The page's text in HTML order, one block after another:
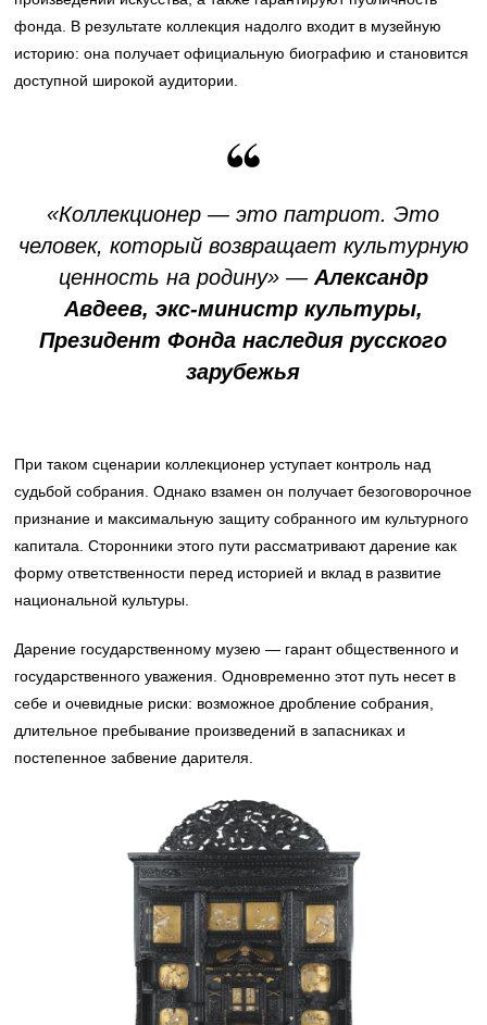
фонда. В результате коллекция надолго входит в музейную
историю: она получает официальную биографию и становится
доступной широкой аудитории.
«Коллекционер — это патриот. Это
человек, который возвращает культурную
ценность на родину» — Александр
Авдеев, экс-министр культуры,
Президент Фонда наследия русского
зарубежья
При таком сценарии коллекционер уступает контроль над
судьбой собрания. Однако взамен он получает безоговорочное
признание и максимальную защиту собранного им культурного
капитала. Сторонники этого пути рассматривают дарение как
форму ответственности перед историей и вклад в развитие
национальной культуры.
Дарение государственному музею — гарант общественного и
государственного уважения. Одновременно этот путь несет в
себе и очевидные риски: возможное дробление собрания,
длительное пребывание произведений в запасниках и
постепенное забвение дарителя.